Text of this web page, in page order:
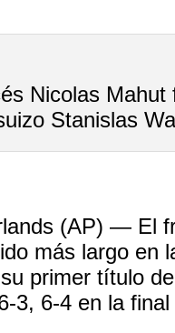
Nicolas
Stanislas
(AP) — El
más largo en
primer título
3, 6-4 en la